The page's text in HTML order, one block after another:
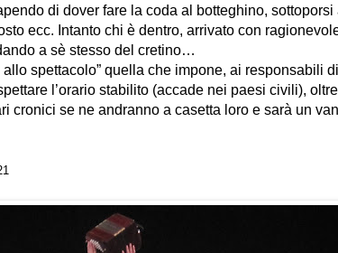
di dover fare la coda al botteghino, sottoporsi
ecc. Intanto chi è dentro, arrivato con
a sè stesso del cretino…
spettacolo” quella che impone, ai responsabili
l’orario stabilito (accade nei paesi civili),
cronici se ne andranno a casetta loro e sarà un